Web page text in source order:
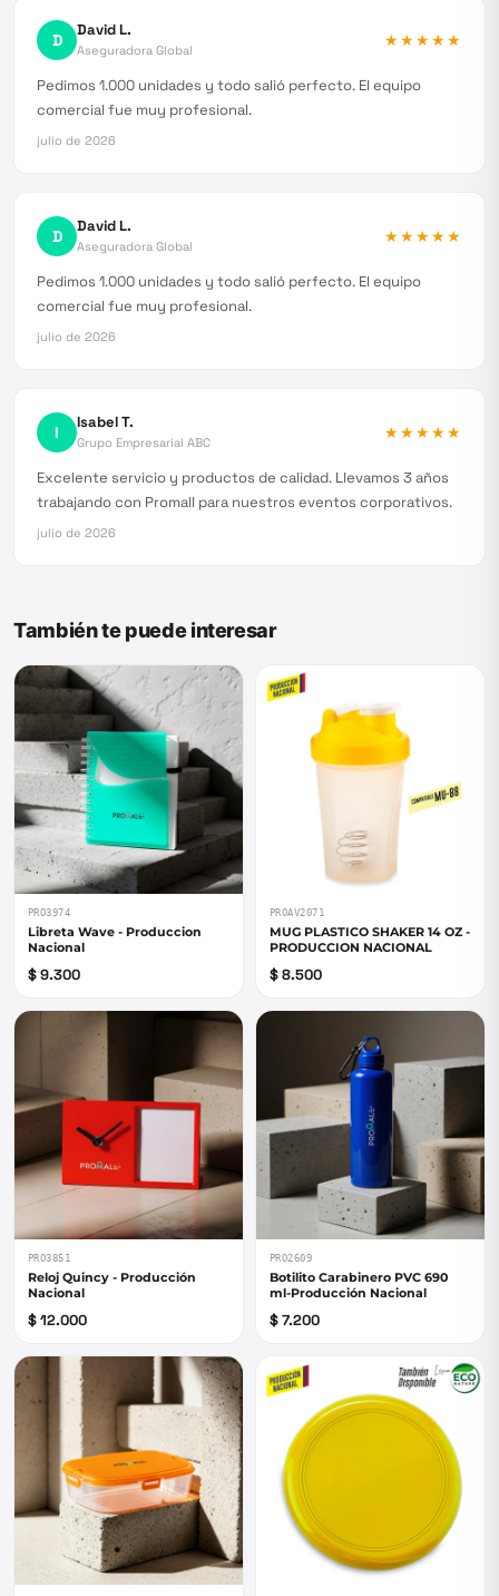
D David L.
Aseguradora Global
★★★★★
Pedimos 1.000 unidades y todo salió perfecto. El equipo
comercial fue muy profesional.
julio de 2026
D David L.
Aseguradora Global
★★★★★
Pedimos 1.000 unidades y todo salió perfecto. El equipo
comercial fue muy profesional.
julio de 2026
I Isabel T.
Grupo Empresarial ABC
★★★★★
Excelente servicio y productos de calidad. Llevamos 3 años
trabajando con Promall para nuestros eventos corporativos.
julio de 2026
También te puede interesar
PRO3974
Libreta Wave - Produccion
Nacional
$ 9.300
PROAV2071
MUG PLASTICO SHAKER 14 OZ -
PRODUCCION NACIONAL
$ 8.500
PRO3851
Reloj Quincy - Producción
Nacional
$ 12.000
PRO2609
Botilito Carabinero PVC 690
ml-Producción Nacional
$ 7.200